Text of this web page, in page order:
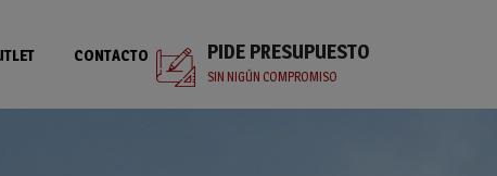
CONTACTO PIDE PRESUPUESTO
SIN NIGÚN COMPROMISO